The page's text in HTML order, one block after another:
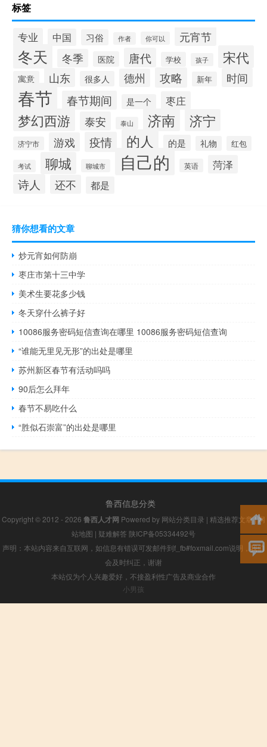
标签
专业 中国 习俗 作者 你可以 元宵节
冬天 冬季 医院 唐代 学校 孩子 宋代
寓意 山东 很多人 德州 攻略 新年 时间
春节 春节期间 是一个 枣庄
梦幻西游 泰安 泰山 济南 济宁
济宁市 游戏 疫情 的人 的是 礼物 红包
考试 聊城 聊城市 自己的 英语 菏泽
诗人 还不 都是
猜你想看的文章
炒元宵如何防崩
枣庄市第十三中学
美术生要花多少钱
冬天穿什么裤子好
10086服务密码短信查询在哪里 10086服务密码短信查询
“谁能无里见无形”的出处是哪里
苏州新区春节有活动吗吗
90后怎么拜年
春节不易吃什么
“胜似石崇富”的出处是哪里
鲁西信息分类
Copyright © 2012 - 2026 鲁西人才网 Powered by 网站分类目录 | 精选推荐文章|网
站地图 | 疑难解答 陕ICP备05334492号
声明：本站内容来自互联网，如信息有错误可发邮件到f_fb#foxmail.com说明，我们
会及时纠正，谢谢
本站仅为个人兴趣爱好，不接盈利性广告及商业合作
小男孩